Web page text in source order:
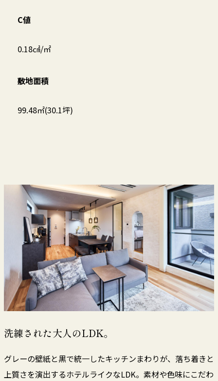
C値
0.18㎠/㎡
敷地面積
99.48㎡(30.1坪)
洗練された大人のLDK。
グレーの壁紙と黒で統一したキッチンまわりが、落ち着きと
上質さを演出するホテルライクなLDK。素材や色味にこだわ